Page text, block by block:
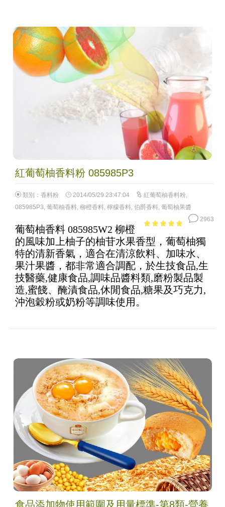
紅葡萄柚香料粉 085985P3
類別： 香料粉 2014/05/29 23:47:04 紅葡萄柚香料粉,
085985P3, 葡萄柚香料, 柳橙香料, 檸檬香料, 伯爵香料, 葡萄柚果醬
2963
5
葡萄柚香料 085985W2 柳橙
的風味加上柚子的柚苷水果香型，葡萄柚獨
特的清新香氣，適合在清涼飲料、加味水、
果汁果醬，都非常適合調配，於生技食品,生
技醫藥,健康食品,調味品醬料類,磨粉製品製
造,蜜餞、醃漬食品,休閒食品,糖果及巧克力,
沖泡穀粉或奶粉等調味使用。
食品添加物使用範圍及用量標準-第8類-營養